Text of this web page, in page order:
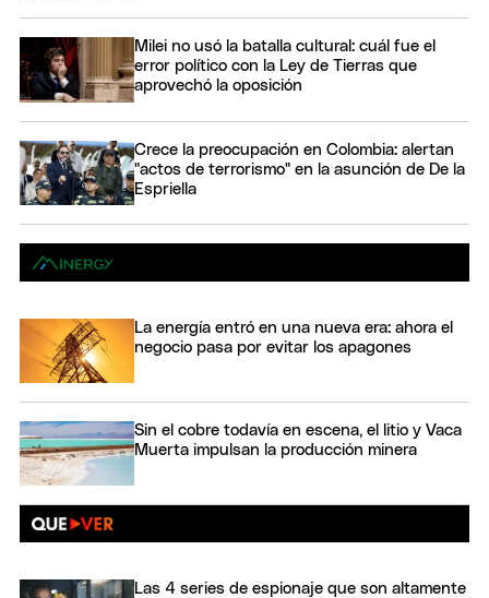
Milei no usó la batalla cultural: cuál fue el
error político con la Ley de Tierras que
aprovechó la oposición
Crece la preocupación en Colombia: alertan
"actos de terrorismo" en la asunción de De la
Espriella
La energía entró en una nueva era: ahora el
negocio pasa por evitar los apagones
Sin el cobre todavía en escena, el litio y Vaca
Muerta impulsan la producción minera
Las 4 series de espionaje que son altamente